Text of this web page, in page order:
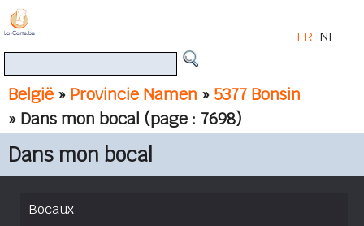
België » Provincie Namen » 5377 Bonsin
» Dans mon bocal (page : 7698)
FR NL
Dans mon bocal
Bocaux